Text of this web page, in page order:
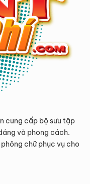
cung cấp bộ sưu tập
và phong cách.
chữ phục vụ cho